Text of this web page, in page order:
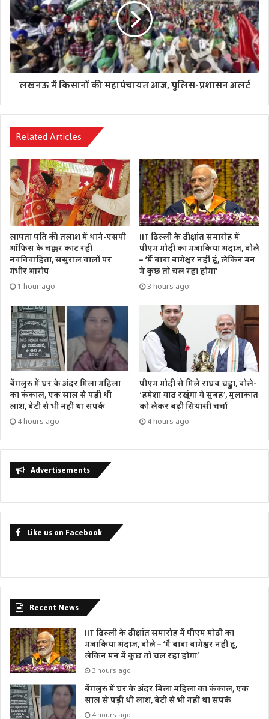
मीडिया पर हर तरफ ये फोटो शेयर की जा रही है।
लोग फोटो पर तमाम तरह के कमेंट भी कर रहे हैं। कोई दोनों की फोटो
को सुपरहिट बता रहा है तो कोई लिख रहा है कि वर्तमान ने भविष्य पर यू
रखा हाथ, फीकी पड़ गई विरोधियो की हर बिसात।
के दो पथ प्रदर्शक
एक अन्य यूजर ने लिखा दिव्य चित्र…..राम लक्ष्मण की आलौकिक
प्रतिमा।। ॐ नमः शिवाय।
अजय नाम के यूजर ने लिखा- हमें भरोसा है आप कर सकते हैं सूरज के
पार क्या है आप आकाश गंगा को पार करने कि क्षमता रखते हैं
जय श्री योगी आदित्य नाथ जी
लखनऊ में किसानों की महापंचायत आज, पुलिस-प्रशासन अलर्ट
Related Articles
लापता पति की तलाश में थाने-एसपी
ऑफिस के चक्कर काट रही
नवविवाहिता, ससुराल वालों पर
गंभीर आरोप
1 hour ago
IIT दिल्ली के दीक्षांत समारोह में
पीएम मोदी का मजाकिया अंदाज, बोले
– ‘मैं बाबा बागेश्वर नहीं हूं, लेकिन मन
में कुछ तो चल रहा होगा’
3 hours ago
बेंगलुरु में घर के अंदर मिला महिला
का कंकाल, एक साल से पड़ी थी
लाश, बेटी से भी नहीं था संपर्क
4 hours ago
पीएम मोदी से मिले राघव चड्ढा, बोले-
‘हमेशा याद रखूंगा ये सुबह’, मुलाकात
को लेकर बढ़ी सियासी चर्चा
4 hours ago
Advertisements
Like us on Facebook
Recent News
IIT दिल्ली के दीक्षांत समारोह में पीएम मोदी का
मजाकिया अंदाज, बोले – ‘मैं बाबा बागेश्वर नहीं हूं,
लेकिन मन में कुछ तो चल रहा होगा’
3 hours ago
बेंगलुरु में घर के अंदर मिला महिला का कंकाल, एक
साल से पड़ी थी लाश, बेटी से भी नहीं था संपर्क
4 hours ago